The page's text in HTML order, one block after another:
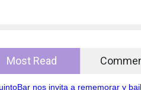
Most Read